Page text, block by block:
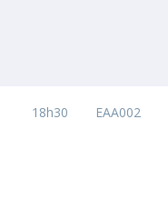
18h30 EAA002